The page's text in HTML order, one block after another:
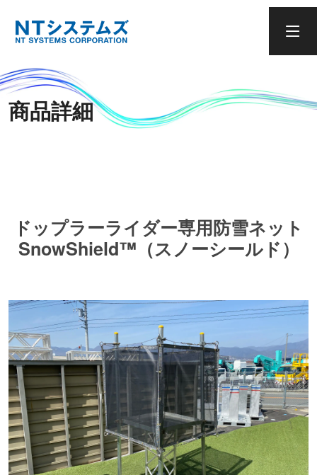
商品詳細
ドップラーライダー専用防雪ネット
SnowShield™（スノーシールド）